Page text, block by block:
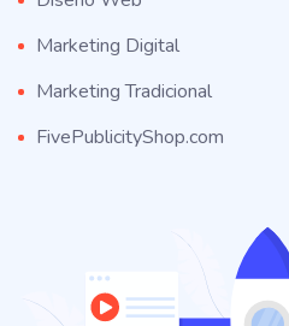
Marketing Digital
Marketing Tradicional
FivePublicityShop.com